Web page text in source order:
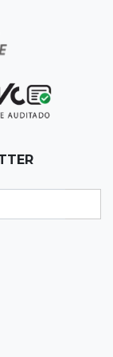
para
nas
diz que